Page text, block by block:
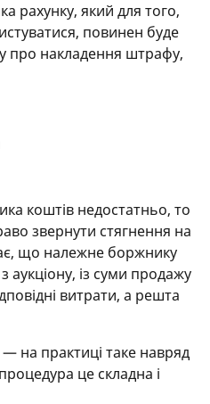
рахунку, який для того,
повинен буде
про накладення штрафу,
коштів недостатньо, то
звернути стягнення на
що належне боржнику
із суми продажу
витрати, а решта
на практиці таке навряд
це складна і